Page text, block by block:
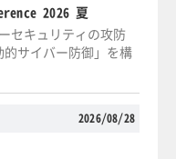
2026 夏
セキュリティの攻防
サイバー防御」を構
2026/08/28